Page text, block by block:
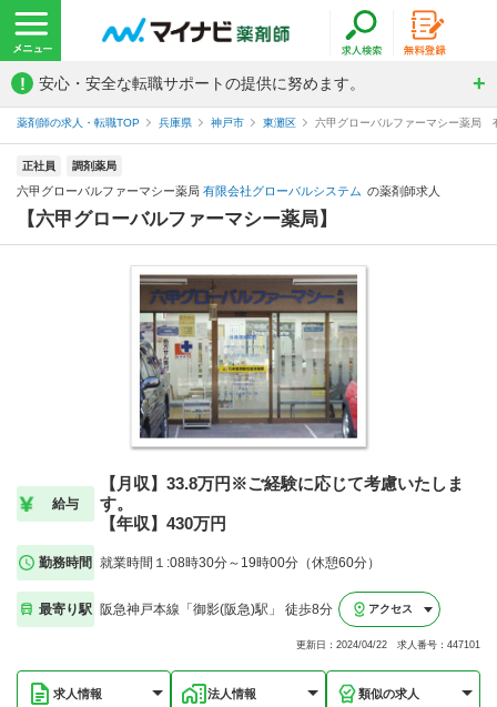
! 安心・安全な転職サポートの提供に努めます。
薬剤師の求人・転職TOP 兵庫県 神戸市 東灘区 六甲グローバルファーマシー薬局
正社員 調剤薬局
六甲グローバルファーマシー薬局 有限会社グローバルシステム の薬剤師求人
【六甲グローバルファーマシー薬局】
給与
【月収】33.8万円※ご経験に応じて考慮いたしま
す。
【年収】430万円
勤務時間 就業時間１:08時30分～19時00分（休憩60分）
最寄り駅 阪急神戸本線「御影(阪急)駅」 徒歩8分 アクセス
更新日：2024/04/22 求人番号：447101
求人情報 法人情報 類似の求人